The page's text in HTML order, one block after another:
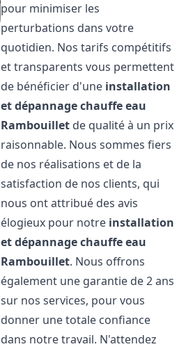
pour minimiser les
perturbations dans votre
quotidien. Nos tarifs compétitifs
et transparents vous permettent
de bénéficier d'une installation
et dépannage chauffe eau
Rambouillet de qualité à un prix
raisonnable. Nous sommes fiers
de nos réalisations et de la
satisfaction de nos clients, qui
nous ont attribué des avis
élogieux pour notre installation
et dépannage chauffe eau
Rambouillet. Nous offrons
également une garantie de 2 ans
sur nos services, pour vous
donner une totale confiance
dans notre travail. N'attendez